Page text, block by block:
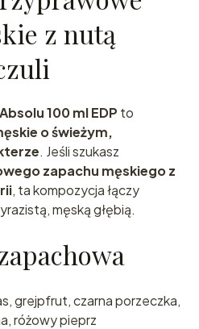
z nutą
100 ml EDP to
o świeżym,
. Jeśli szukasz
zapachu męskiego z
, ta kompozycja łączy
męską głębią.
grejpfrut, czarna porzeczka,
różowy pieprz